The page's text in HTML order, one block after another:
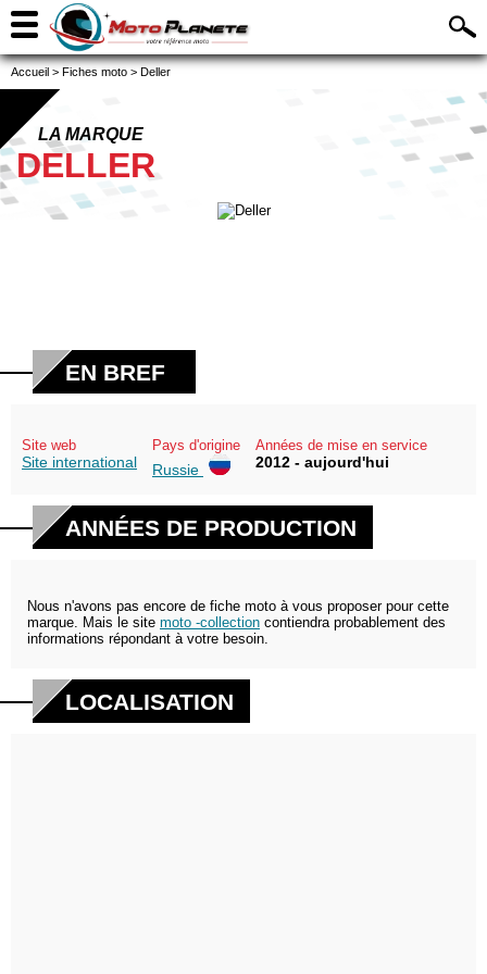
Accueil > Fiches moto > Deller
LA MARQUE
DELLER
EN BREF
Site web
Site international
Pays d'origine
Russie
Années de mise en service
2012 - aujourd'hui
ANNÉES DE PRODUCTION
Nous n'avons pas encore de fiche moto à vous proposer pour cette
marque. Mais le site moto -collection contiendra probablement des
informations répondant à votre besoin.
LOCALISATION